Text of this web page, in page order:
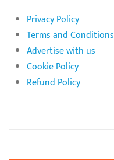
Privacy Policy
Terms and Conditions
Advertise with us
Cookie Policy
Refund Policy